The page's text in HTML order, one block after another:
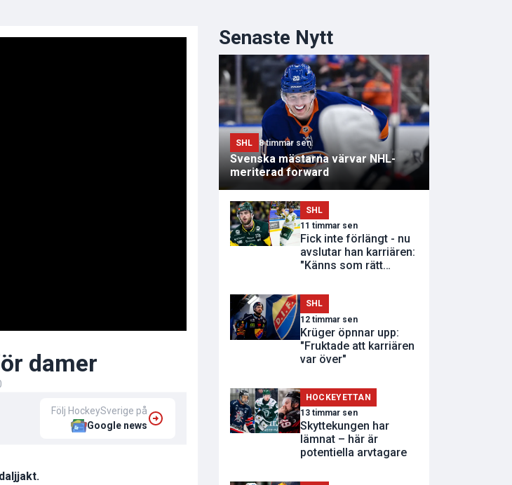
damer
Följ HockeySverige på
Google news
Senaste Nytt
SHL 8 timmar sen
Svenska mästarna värvar NHL-
meriterad forward
SHL
11 timmar sen
Fick inte förlängt - nu
avslutar han karriären:
"Känns som rätt
SHL
12 timmar sen
Krüger öpnnar upp:
"Fruktade att karriären
var över"
HOCKEYETTAN
13 timmar sen
Skyttekungen har
lämnat – här är
potentiella arvtagare